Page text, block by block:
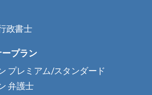
政書士
プラン
プレミアム/スタンダード
弁護士